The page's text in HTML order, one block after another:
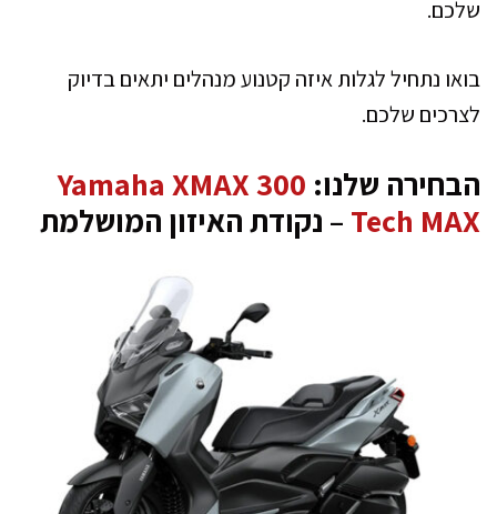
שלכם.
בואו נתחיל לגלות איזה קטנוע מנהלים יתאים בדיוק
לצרכים שלכם.
הבחירה שלנו: Yamaha XMAX 300
Tech MAX – נקודת האיזון המושלמת